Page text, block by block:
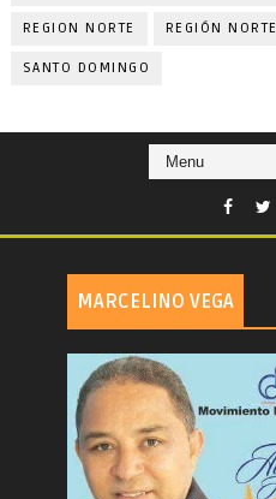
REGION NORTE REGIÓN NORTE
SANTO DOMINGO
MARCELINO VEGA